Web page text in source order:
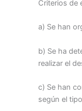
Criterios de
a) Se han
b) Se ha
realizar el
c) Se han
según el